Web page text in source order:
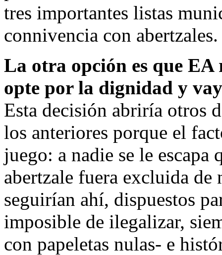
tres importantes listas
connivencia con abertzales.
La otra opción es que EA
opte por la dignidad y
Esta decisión abriría otros
los anteriores porque el
juego: a nadie se le escapa
abertzale fuera excluida
seguirían ahí, dispuestos
imposible de ilegalizar,
con papeletas nulas- e